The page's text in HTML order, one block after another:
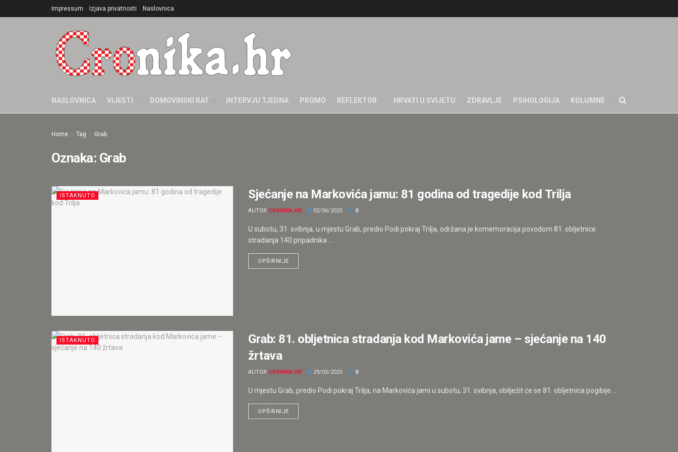
Impressum Izjava privatnosti Naslovnica
NASLOVNICA VIJESTI DOMOVINSKI RAT INTERVJU TJEDNA PROMO REFLEKTOR HRVATI U SVIJETU ZDRAVLJE PSIHOLOGIJA KOLUMNE
Home Tag Grab
Oznaka: Grab
ISTAKNUTO Sjećanje na Markovića jamu: 81 godina od tragedije kod Trilja
AUTOR CRONIKA.HR 02/06/2025 0
U subotu, 31. svibnja, u mjestu Grab, predio Podi pokraj Trilja, održana je komemoracija povodom 81. obljetnice
stradanja 140 pripadnika ...
OPŠIRNIJE
ISTAKNUTO
Grab: 81. obljetnica stradanja kod Markovića jame – sjećanje na 140
žrtava
AUTOR CRONIKA.HR 29/05/2025 0
U mjestu Grab, predio Podi pokraj Trilja, na Markovića jami u subotu, 31. svibnja, obilježit će se 81. obljetnica pogibije ...
OPŠIRNIJE